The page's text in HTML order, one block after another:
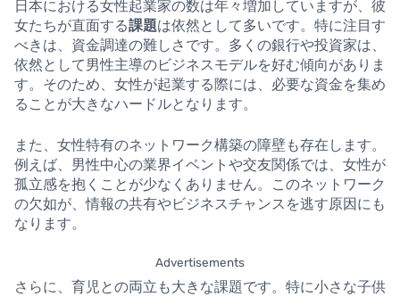
日本における女性起業家の数は年々増加していますが、彼
女たちが直面する課題は依然として多いです。特に注目す
べきは、資金調達の難しさです。多くの銀行や投資家は、
依然として男性主導のビジネスモデルを好む傾向がありま
す。そのため、女性が起業する際には、必要な資金を集め
ることが大きなハードルとなります。
また、女性特有のネットワーク構築の障壁も存在します。
例えば、男性中心の業界イベントや交友関係では、女性が
孤立感を抱くことが少なくありません。このネットワーク
の欠如が、情報の共有やビジネスチャンスを逃す原因にも
なります。
Advertisements
さらに、育児との両立も大きな課題です。特に小さな子供